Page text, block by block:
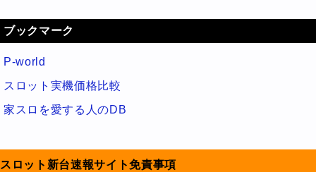
ブックマーク
P-world
スロット実機価格比較
家スロを愛する人のDB
スロット新台速報サイト免責事項